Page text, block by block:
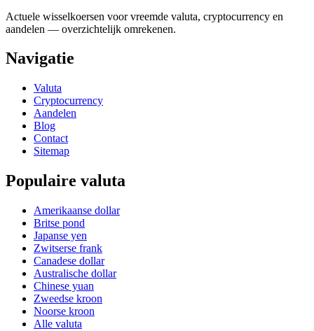
Actuele wisselkoersen voor vreemde valuta, cryptocurrency en
aandelen — overzichtelijk omrekenen.
Navigatie
Valuta
Cryptocurrency
Aandelen
Blog
Contact
Sitemap
Populaire valuta
Amerikaanse dollar
Britse pond
Japanse yen
Zwitserse frank
Canadese dollar
Australische dollar
Chinese yuan
Zweedse kroon
Noorse kroon
Alle valuta